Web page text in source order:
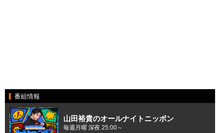
番組情報
山田裕貴のオールナイトニッポン
毎週月曜 深夜 25:00～